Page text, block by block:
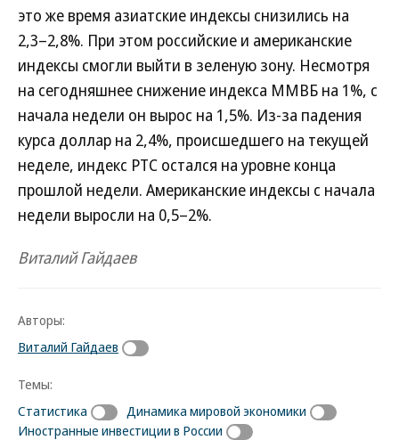
это же время азиатские индексы снизились на
2,3–2,8%. При этом российские и американские
индексы смогли выйти в зеленую зону. Несмотря
на сегодняшнее снижение индекса ММВБ на 1%, с
начала недели он вырос на 1,5%. Из-за падения
курса доллар на 2,4%, происшедшего на текущей
неделе, индекс РТС остался на уровне конца
прошлой недели. Американские индексы с начала
недели выросли на 0,5–2%.
Виталий Гайдаев
Авторы:
Виталий Гайдаев
Темы:
Статистика
Динамика мировой экономики
Иностранные инвестиции в России